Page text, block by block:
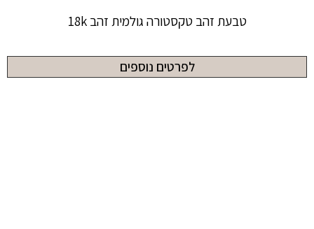
טבעת זהב טקסטורה גולמית זהב 18k
לפרטים נוספים